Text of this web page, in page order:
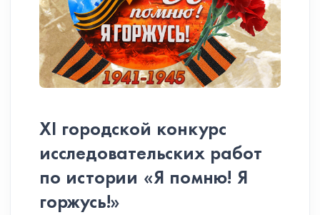
XI городской конкурс
исследовательских работ
по истории «Я помню! Я
горжусь!»